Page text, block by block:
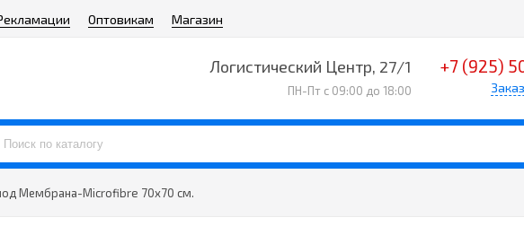
Оптовикам Магазин
Логистический Центр, 27/1
ПН-Пт с 09:00 до 18:00
+7 (925)
Мембрана-Microfibre 70х70 см.